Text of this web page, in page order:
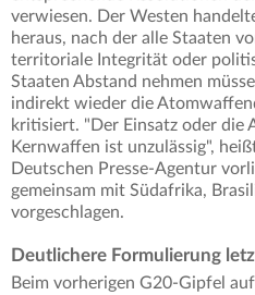
verwiesen. Der Westen
heraus, nach der alle Staaten
territoriale Integrität oder
Staaten Abstand nehmen
indirekt wieder die
kritisiert. "Der Einsatz oder die
Kernwaffen ist unzulässig",
Deutschen Presse-Agentur
gemeinsam mit Südafrika,
vorgeschlagen.
Deutlichere Formulierung
Beim vorherigen G20-Gipfel